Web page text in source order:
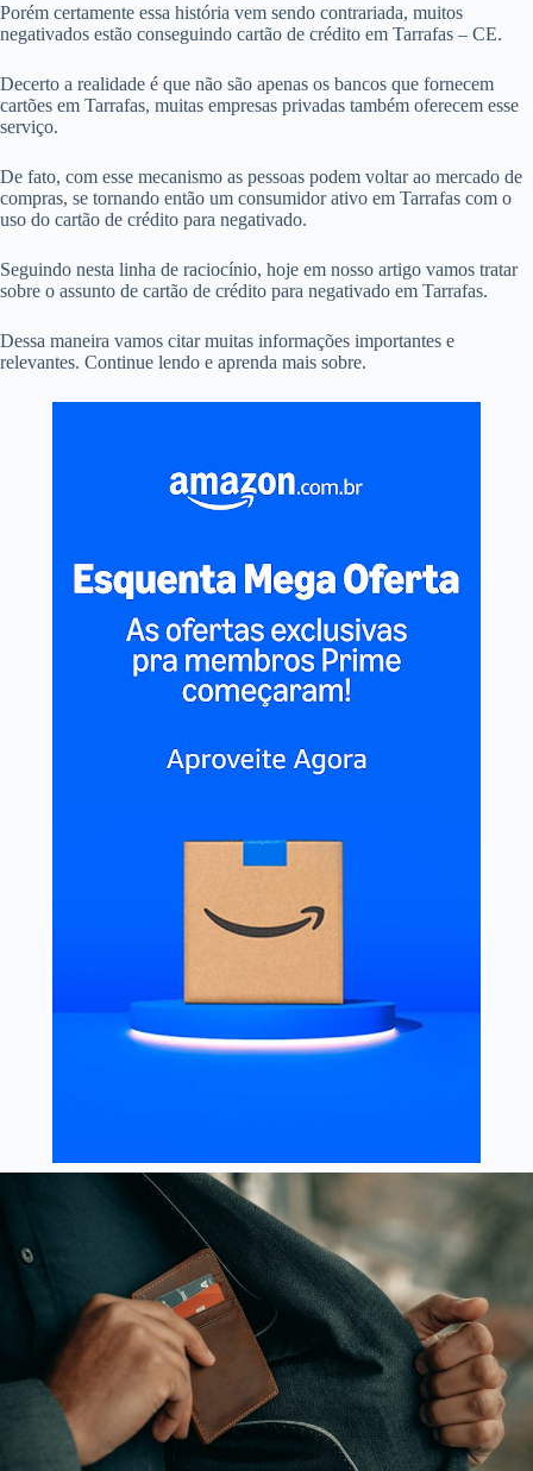
Porém certamente essa história vem sendo contrariada, muitos
negativados estão conseguindo cartão de crédito em Tarrafas – CE.
Decerto a realidade é que não são apenas os bancos que fornecem
cartões em Tarrafas, muitas empresas privadas também oferecem esse
serviço.
De fato, com esse mecanismo as pessoas podem voltar ao mercado de
compras, se tornando então um consumidor ativo em Tarrafas com o
uso do cartão de crédito para negativado.
Seguindo nesta linha de raciocínio, hoje em nosso artigo vamos tratar
sobre o assunto de cartão de crédito para negativado em Tarrafas.
Dessa maneira vamos citar muitas informações importantes e
relevantes. Continue lendo e aprenda mais sobre.